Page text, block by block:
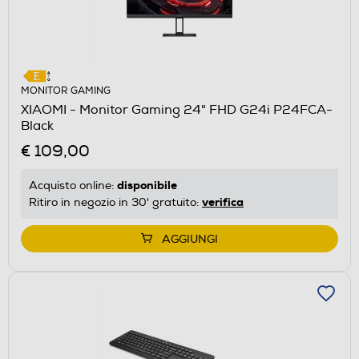
MONITOR GAMING
XIAOMI - Monitor Gaming 24" FHD G24i P24FCA-
Black
€ 109,00
Acquisto online: disponibile
Ritiro in negozio in 30' gratuito: verifica
AGGIUNGI